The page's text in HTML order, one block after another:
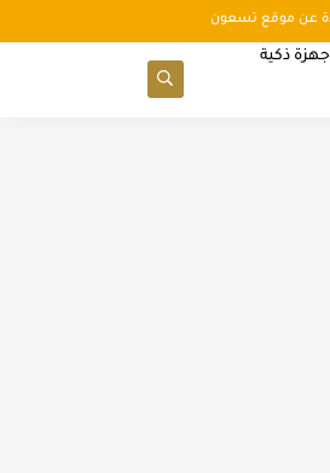
عن موقع تسعون
ذكية